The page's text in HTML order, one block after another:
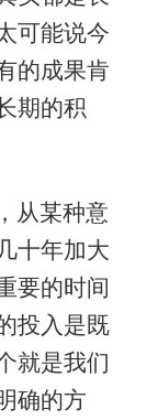
可能说今
的成果肯
期的积
从某种意
十年加大
要的时间
投入是既
就是我们
确的方